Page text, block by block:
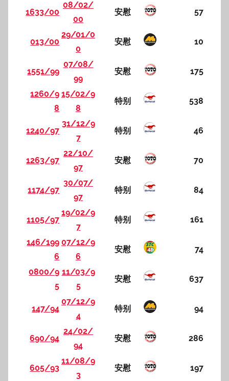
1633/00
08/02/
00
安慰 57
013/00
29/01/0
0
安慰 10
1551/99
07/08/
99
安慰 175
1260/9
8
15/02/9
8
特别 538
1240/97
31/12/9
7
特别 46
1263/97
22/10/
97
安慰 70
1174/97
30/07/
97
特别 84
1105/97
19/02/9
7
特别 161
146/199
6
07/12/9
6
安慰 74
0800/9
5
11/03/9
5
安慰 637
147/94
07/12/9
4
特别 94
690/94
24/02/
94
安慰 286
605/93
11/08/9
3
安慰 197